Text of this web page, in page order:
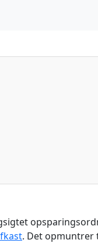
. Det opmuntrer